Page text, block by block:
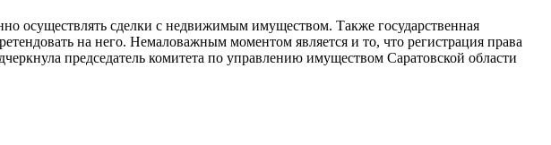
осуществлять сделки с недвижимым имуществом. Также государственная
на него. Немаловажным моментом является и то, что регистрация права
председатель комитета по управлению имуществом Саратовской области